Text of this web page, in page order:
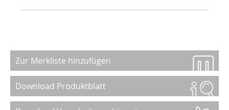
Zur Merkliste hinzufügen
Download Produktblatt